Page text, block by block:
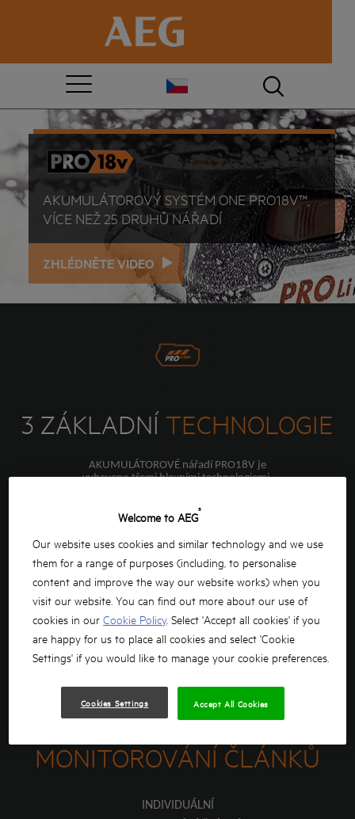
AKUMULÁTOROVÝ SYSTÉM ONE PRO18V™,
VÍCE NEŽ 25 DRUHŮ NÁŘADÍ
ZHLÉDNĚTE VIDEO
3 ZÁKLADNÍ TECHNOLOGIE
AKUMULÁTOROVÉ nářadí PRO18V je
vybaveno třemi hlavními technologiemi.
elektroniku a neúnavnou dobu chodu
PRO18V od konkurence.
INDIVIDUÁLNÍ
MONITOROVÁNÍ ČLÁNKŮ
INDIVIDUÁLNÍ
Welcome to AEG®
Our website uses cookies and similar technology and we use
them for a range of purposes (including, to personalise
content and improve the way our website works) when you
visit our website. You can find out more about our use of
cookies in ourCookie Policy. Select 'Accept all cookies' if you
are happy for us to place all cookies and select 'Cookie
Settings' if you would like to manage your cookie preferences.
Cookies Settings Accept All Cookies